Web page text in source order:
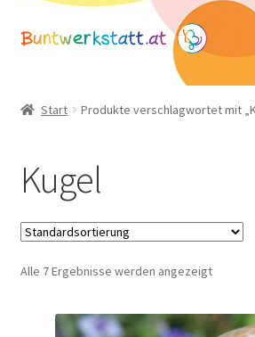
Zur
Zum
Warenkorb
Basteltipps
Start Produkte verschlagwortet mit
Kugel
Alle 7 Ergebnisse werden angezeigt